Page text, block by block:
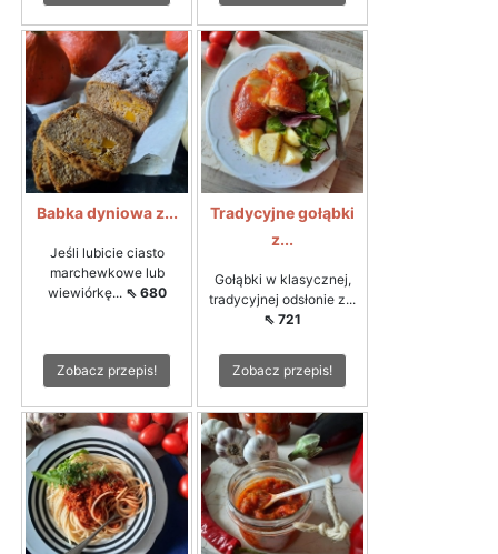
Babka dyniowa z...
Jeśli lubicie ciasto
marchewkowe lub
wiewiórkę... ⇖ 680
Zobacz przepis!
Tradycyjne gołąbki
z...
Gołąbki w klasycznej,
tradycyjnej odsłonie z...
⇖ 721
Zobacz przepis!